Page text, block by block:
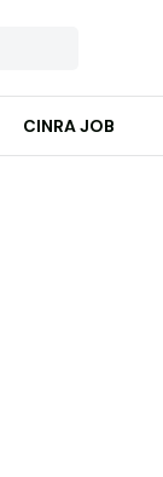
CINRA JOB